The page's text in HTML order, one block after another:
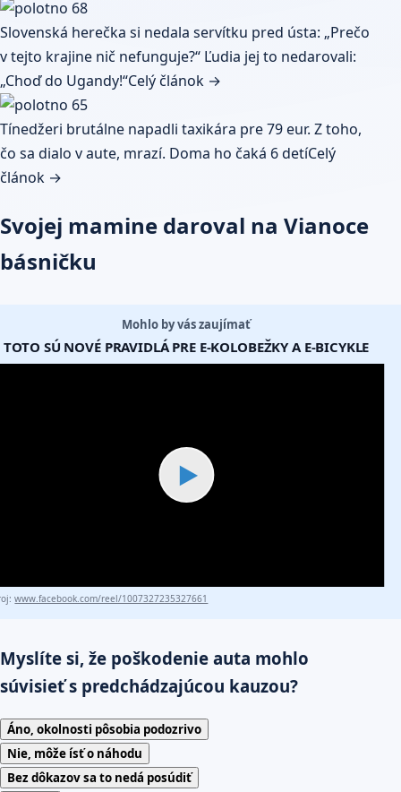
Slovenská herečka si nedala servítku pred ústa: „Prečo
v tejto krajine nič nefunguje?“ Ľudia jej to nedarovali:
„Choď do Ugandy!“Celý článok →
Tínedžeri brutálne napadli taxikára pre 79 eur. Z toho,
čo sa dialo v aute, mrazí. Doma ho čaká 6 detíCelý
článok →
Svojej mamine daroval na Vianoce
básničku
Mohlo by vás zaujímať
TOTO SÚ NOVÉ PRAVIDLÁ PRE E-KOLOBEŽKY A E-BICYKLE
▶
www.facebook.com/reel/1007327235327661
Myslíte si, že poškodenie auta mohlo
súvisieť s predchádzajúcou kauzou?
Áno, okolnosti pôsobia podozrivo
Nie, môže ísť o náhodu
Bez dôkazov sa to nedá posúdiť